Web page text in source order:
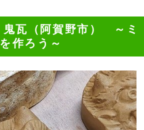
鬼瓦（阿賀野市） ～ミ
作ろう～